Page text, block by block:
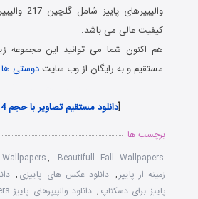
کیفیت عالی می باشد.
هم اکنون شما می توانید این مجموعه
مستقیم و به رایگان از وب سایتدوستی ها
[دانلود مستقیم تصاویر با حجم 114 مگابایت
برچسب ها
, Beautifull Fall Wallpapers
زمینه از پاییز , دانلود عکس های پاییزی ,
پاییز برای دسکتاپ , دانلود والپیپرهای پاییز Fall Wallpapers